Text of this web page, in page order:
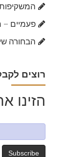
פעמיים –
הבחורה
?רוצים
הזינו